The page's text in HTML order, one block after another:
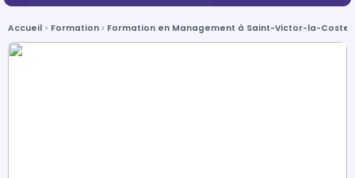
Accueil Formation Formation en Management à Saint-Victor-la-Coste